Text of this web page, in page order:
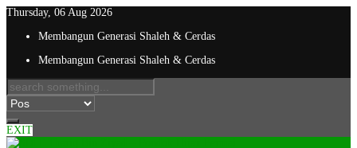
Thursday, 06 Aug 2026
Membangun Generasi Shaleh & Cerdas
Membangun Generasi Shaleh & Cerdas
EXIT